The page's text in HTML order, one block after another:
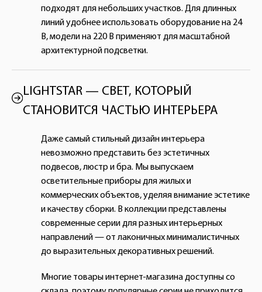
подходят для небольших участков. Для длинных
линий удобнее использовать оборудование на 24
В, модели на 220 В применяют для масштабной
архитектурной подсветки.
LIGHTSTAR — СВЕТ, КОТОРЫЙ
СТАНОВИТСЯ ЧАСТЬЮ ИНТЕРЬЕРА
Даже самый стильный дизайн интерьера
невозможно представить без эстетичных
подвесов, люстр и бра. Мы выпускаем
осветительные приборы для жилых и
коммерческих объектов, уделяя внимание эстетике
и качеству сборки. В коллекции представлены
современные серии для разных интерьерных
направлений — от лаконичных минималистичных
до выразительных декоративных решений.
Многие товары интернет-магазина доступны со